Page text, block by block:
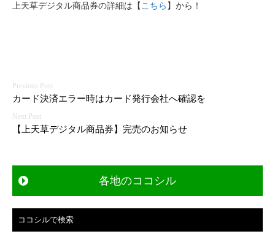
上天草デジタル商品券の詳細は【こちら 】から！
投
稿
ナ
ビ
ー
シ
ョ
ン
カード決済エラー時はカード発行会社へ確認を
【上天草デジタル商品券】完売のお知らせ
各地のココシル
ココシルで検索